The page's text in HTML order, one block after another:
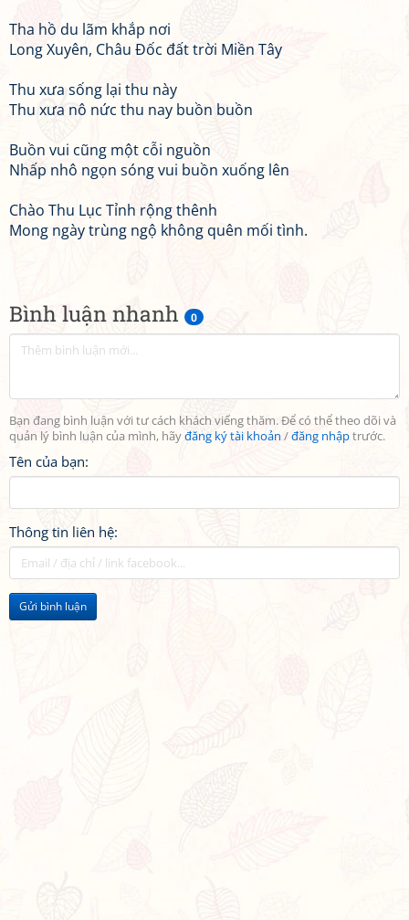
Bình luận nhanh 0
Bạn đang bình luận với tư cách khách viếng thăm. Để có thể theo dõi và
quản lý bình luận của mình, hãyđăng ký tài khoản /đăng nhậptrước.
Tên của bạn:
Thông tin liên hệ:
Gửi bình luận
Tha hồ du lãm khắp nơi
Long Xuyên, Châu Đốc đất trời Miền Tây
Thu xưa sống lại thu này
Thu xưa nô nức thu nay buồn buồn
Buồn vui cũng một cỗi nguồn
Nhấp nhô ngọn sóng vui buồn xuống lên
Chào Thu Lục Tỉnh rộng thênh
Mong ngày trùng ngộ không quên mối tình.